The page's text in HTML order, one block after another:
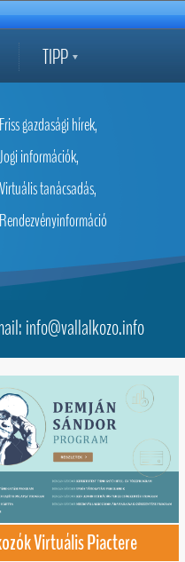
TIPP
Friss gazdasági hírek,
Jogi információk,
Virtuális tanácsadás,
Rendezvényinformáció
info@vallalkozo.info
Virtuális Piactere